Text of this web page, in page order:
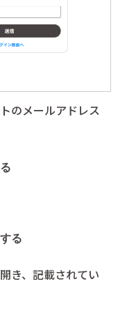
のメールアドレス
る
き、記載されてい